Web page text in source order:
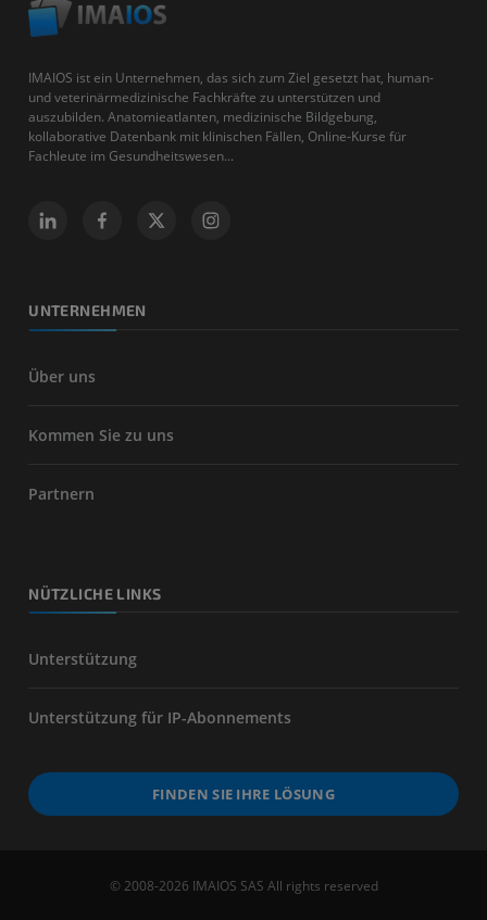
IMAIOS ist ein Unternehmen, das sich zum Ziel gesetzt hat, human-
und veterinärmedizinische Fachkräfte zu unterstützen und
auszubilden. Anatomieatlanten, medizinische Bildgebung,
kollaborative Datenbank mit klinischen Fällen, Online-Kurse für
Fachleute im Gesundheitswesen...
UNTERNEHMEN
Über uns
Kommen Sie zu uns
Partnern
NÜTZLICHE LINKS
Unterstützung
Unterstützung für IP-Abonnements
FINDEN SIE IHRE LÖSUNG
© 2008-2026 IMAIOS SAS All rights reserved